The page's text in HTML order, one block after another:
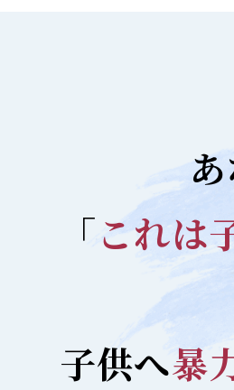
「これは
子供へ暴